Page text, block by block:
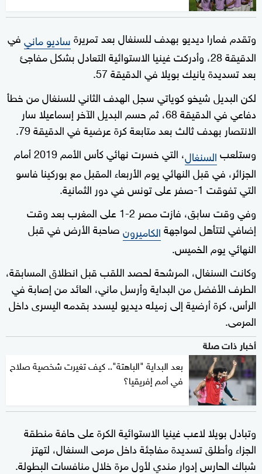
وتقدم فمارا ديديو بهدف للسنغال بعد تمريرةساديو مانيفي
الدقيقة 28، وأدركت غينيا الاستوائية التعادل بشكل مفاجئ
بعد تسديدة يانيك بويلا في الدقيقة 57.
لكن البديل شيخو كوياتي سجل الهدف الثاني للسنغال من خطأ
دفاعي في الدقيقة 68، ثم حسم البديل الآخر إسماعيلا سار
الانتصار بهدف ثالث بعد متابعة كرة عرضية في الدقيقة 79.
وستلعبالسنغال
، التي خسرت نهائي كأس الأمم 2019 أمام
الجزائر، في قبل النهائي يوم الأربعاء المقبل مع بوركينا فاسو
التي تفوقت 1-صفر على تونس في دور الثمانية.
وفي وقت سابق، فازت مصر 2-1 على المغرب بعد وقت
إضافي لتتأهل لمواجهةالكاميرونصاحبة الأرض في قبل
النهائي يوم الخميس.
وكانت السنغال، المرشحة لحصد اللقب قبل انطلاق المسابقة،
الطرف الأفضل من البداية وأرسل ماني، العائد من إصابة في
الرأس، كرة أرضية إلى زميله ديديو ليسدد بقدمه اليسرى داخل
المرمى.
أخبار ذات صلة
بعد البداية "الباهتة".. كيف تغيرت شخصية صلاح
في أمم إفريقيا؟
وتبادل بويلا لاعب غينيا الاستوائية الكرة على حافة منطقة
الجزاء وأطلق تسديدة مفاجئة داخل مرمى السنغال، لتهتز
شباك الحارس إدوار مندي لأول مرة خلال منافسات البطولة.